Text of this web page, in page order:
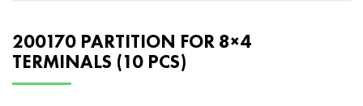
200170 PARTITION FOR 8×4
TERMINALS (10 PCS)